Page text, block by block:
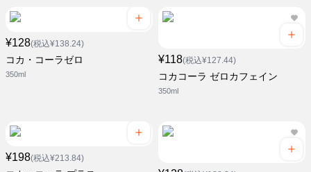
¥128(税込¥138.24)
コカ・コーラゼロ
350ml
¥118(税込¥127.44)
コカコーラ ゼロカフェイン
350ml
¥198(税込¥213.84)